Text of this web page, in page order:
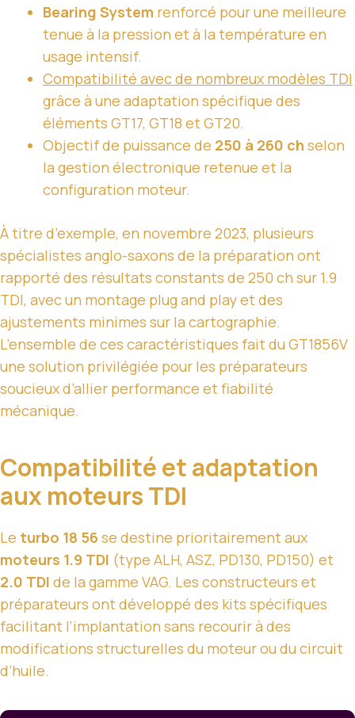
Bearing System renforcé pour une meilleure
tenue à la pression et à la température en
usage intensif.
Compatibilité avec de nombreux modèles TDI
grâce à une adaptation spécifique des
éléments GT17, GT18 et GT20.
Objectif de puissance de 250 à 260 ch selon
la gestion électronique retenue et la
configuration moteur.
À titre d’exemple, en novembre 2023, plusieurs
spécialistes anglo-saxons de la préparation ont
rapporté des résultats constants de 250 ch sur 1.9
TDI, avec un montage plug and play et des
ajustements minimes sur la cartographie.
L’ensemble de ces caractéristiques fait du GT1856V
une solution privilégiée pour les préparateurs
soucieux d’allier performance et fiabilité
mécanique.
Compatibilité et adaptation
aux moteurs TDI
Le turbo 18 56 se destine prioritairement aux
moteurs 1.9 TDI (type ALH, ASZ, PD130, PD150) et
2.0 TDI de la gamme VAG. Les constructeurs et
préparateurs ont développé des kits spécifiques
facilitant l’implantation sans recourir à des
modifications structurelles du moteur ou du circuit
d’huile.